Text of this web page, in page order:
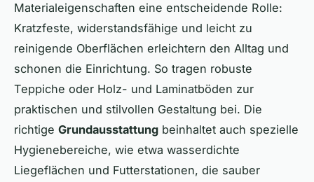
Materialeigenschaften eine entscheidende Rolle:
Kratzfeste, widerstandsfähige und leicht zu
reinigende Oberflächen erleichtern den Alltag und
schonen die Einrichtung. So tragen robuste
Teppiche oder Holz- und Laminatböden zur
praktischen und stilvollen Gestaltung bei. Die
richtige Grundausstattung beinhaltet auch spezielle
Hygienebereiche, wie etwa wasserdichte
Liegeflächen und Futterstationen, die sauber